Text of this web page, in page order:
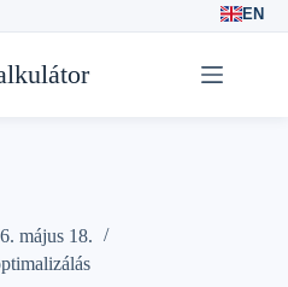
EN
május 18.